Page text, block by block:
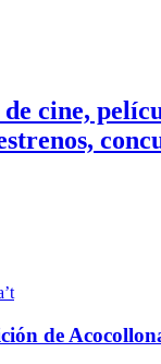
cine,
de